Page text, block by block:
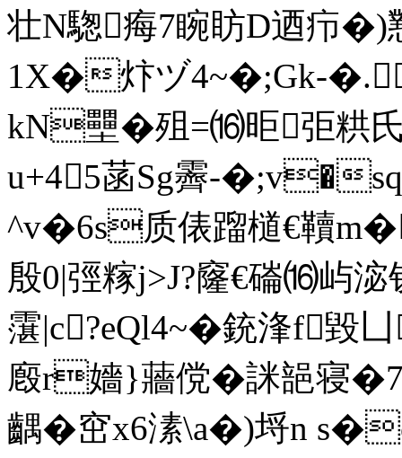
壮N騘痗7睕眆D迺疖
1X�炞ヅ4~�;Gk-
kN壨�殂=⒃昛弡粠
u+45菡Sg霽-�;v�
^v�6s质俵蹓檤€韇
殷0|弳糘j>J?窿€磮⒃屿淧
霮|c?eQl4~�銃浲f
廏r嬙}蘠傥�詸郶寝�7
齵�窋x6溸\a�)埒n